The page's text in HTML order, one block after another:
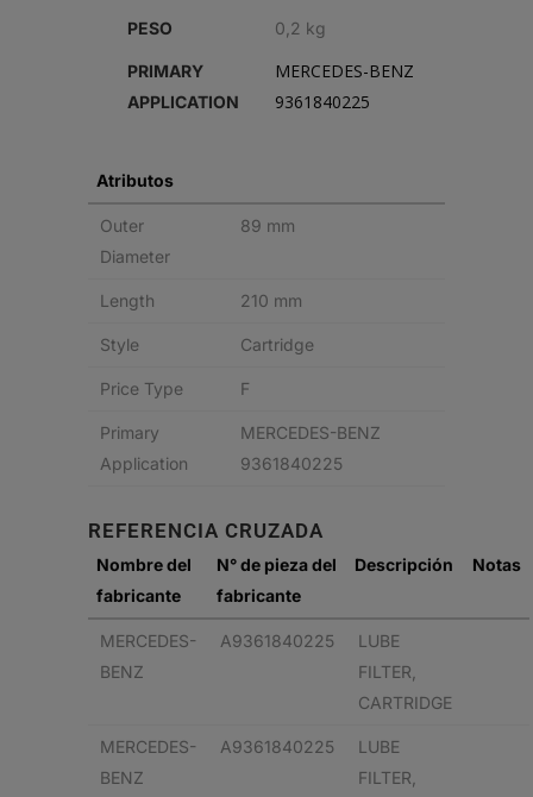
PESO 0,2 kg
PRIMARY
APPLICATION
MERCEDES-BENZ
9361840225
Atributos
Outer
Diameter
89 mm
Length 210 mm
Style Cartridge
Price Type F
Primary
Application
MERCEDES-BENZ
9361840225
REFERENCIA CRUZADA
Nombre del
fabricante
N° de pieza del
fabricante
Descripción Notas
MERCEDES-
BENZ
A9361840225
LUBE
FILTER,
CARTRIDGE
MERCEDES-
BENZ
A9361840225
LUBE
FILTER,